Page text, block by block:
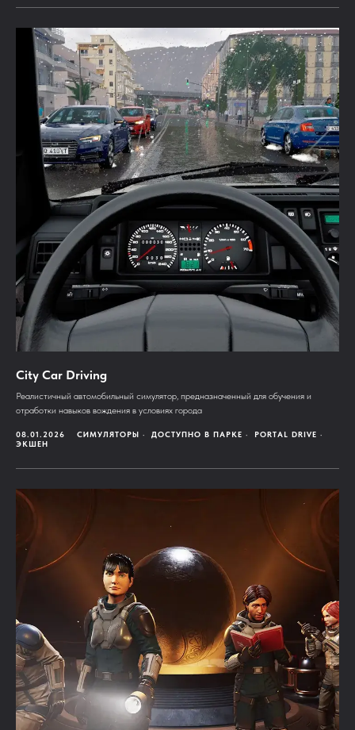
City Car Driving
Реалистичный автомобильный симулятор, предназначенный для обучения и
отработки навыков вождения в условиях города
08.01.2026 СИМУЛЯТОРЫ ДОСТУПНО В ПАРКЕ
PORTAL DRIVE
ЭКШЕН